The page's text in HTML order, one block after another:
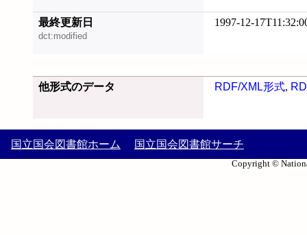
最終更新日
dct:modified
1997-12-
他形式のデータ RDF/XML形式,
国立国会図書館ホーム 国立国会図書館サーチ
Copyright ©